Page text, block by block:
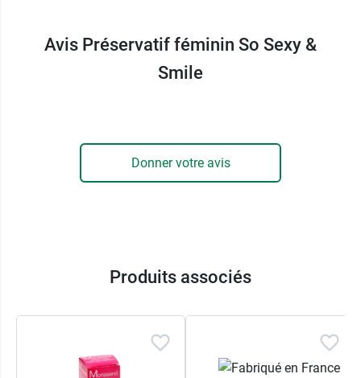
Avis Préservatif féminin So Sexy &
Smile
Donner votre avis
Produits associés